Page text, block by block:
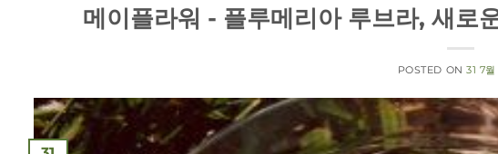
메이플라워 - 플루메리아 루브라, 새로
POSTED ON31 7